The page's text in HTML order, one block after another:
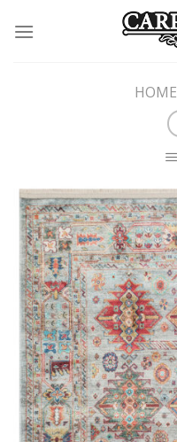
HOME